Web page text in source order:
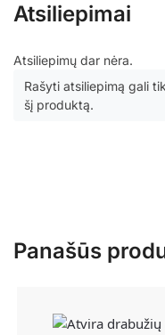
Atsiliepimai
Atsiliepimų dar nėra.
Rašyti atsiliepimą gali
šį produktą.
Panašūs